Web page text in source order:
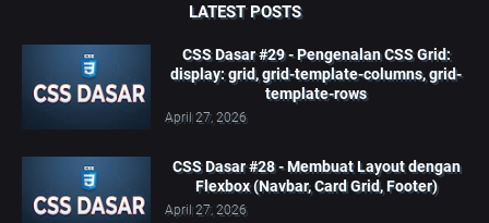
LATEST POSTS
CSS Dasar #29 - Pengenalan CSS Grid:
display: grid, grid-template-columns, grid-
template-rows
April 27, 2026
CSS Dasar #28 - Membuat Layout dengan
Flexbox (Navbar, Card Grid, Footer)
April 27, 2026